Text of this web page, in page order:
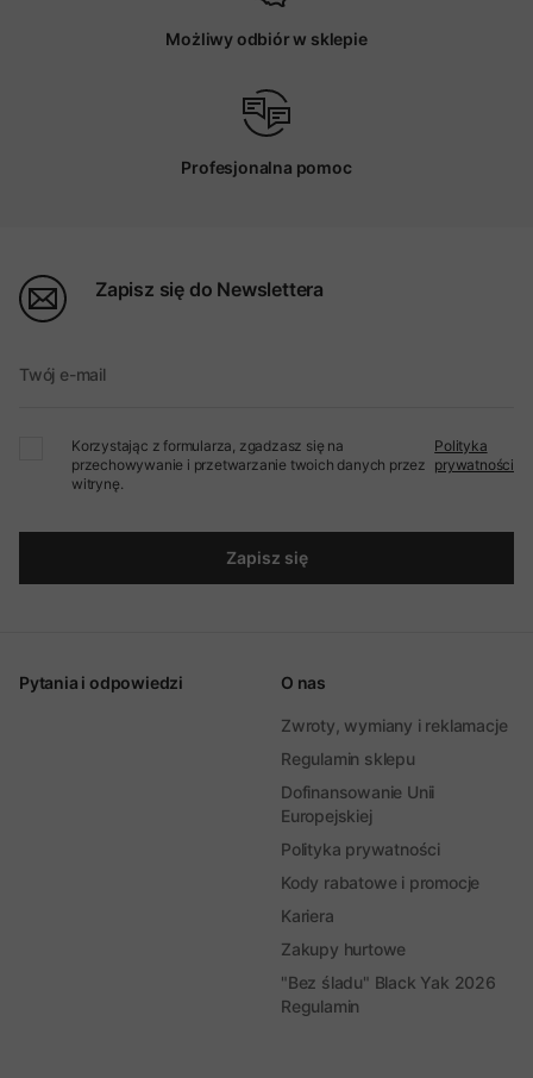
Możliwy odbiór w sklepie
Profesjonalna pomoc
Zapisz się do Newslettera
Twój e-mail
Korzystając z formularza, zgadzasz się na
przechowywanie i przetwarzanie twoich danych przez
witrynę.
Polityka
prywatności
Zapisz się
Pytania i odpowiedzi O nas
Zwroty, wymiany i reklamacje
Regulamin sklepu
Dofinansowanie Unii
Europejskiej
Polityka prywatności
Kody rabatowe i promocje
Kariera
Zakupy hurtowe
"Bez śladu" Black Yak 2026
Regulamin